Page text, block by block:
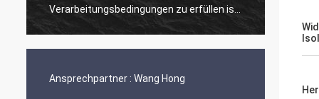
Verarbeitungsbedingungen zu erfüllen ist
ein Testament zu unseren Jahren der
Ansprechpartner : Wang Hong